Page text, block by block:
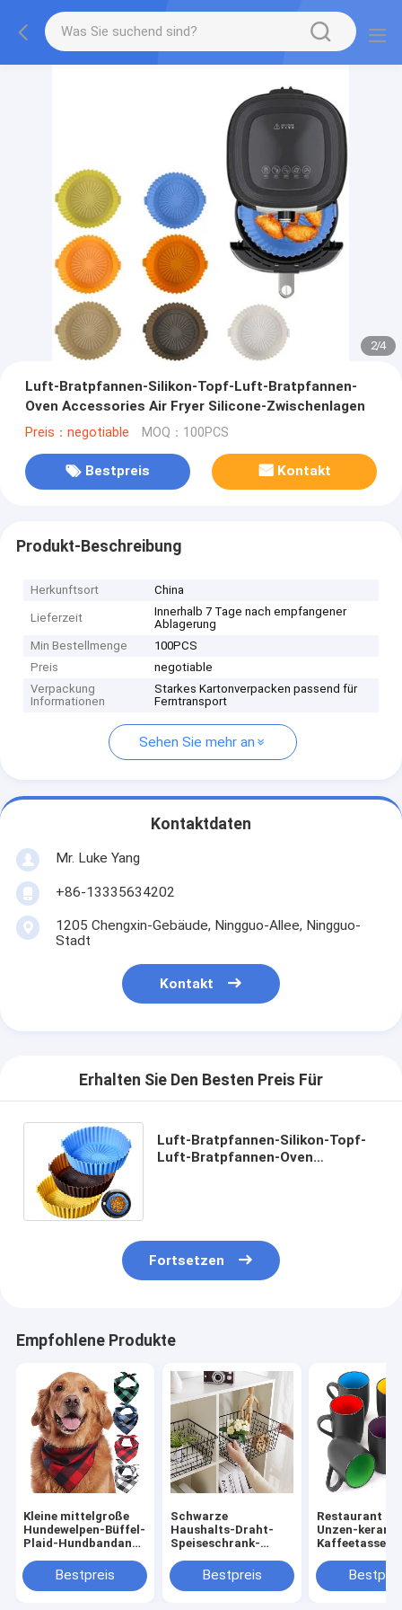
2/4
Luft-Bratpfannen-Silikon-Topf-Luft-Bratpfannen-
Oven Accessories Air Fryer Silicone-Zwischenlagen
Preis：negotiable MOQ：100PCS
Bestpreis Kontakt
Produkt-Beschreibung
Herkunftsort China
Lieferzeit
Innerhalb 7 Tage nach empfangener
Ablagerung
Min Bestellmenge
100PCS
Preis
negotiable
Verpackung
Informationen
Starkes Kartonverpacken passend für
Ferntransport
Sehen Sie mehr an
Kontaktdaten
Mr. Luke Yang
+86-13335634202
1205 Chengxin-Gebäude, Ningguo-Allee, Ningguo-
Stadt
Kontakt
Erhalten Sie Den Besten Preis Für
Luft-Bratpfannen-Silikon-Topf-
Luft-Bratpfannen-Oven
Fortsetzen
Empfohlene Produkte
Kleine mittelgroße
Hundewelpen-Büffel-
Plaid-Hundbandana-
Bestpreis
Schwarze
Haushalts-Draht-
Speiseschrank-
organisierendes
Metall
Bestpreis
Restaurant 16
Unzen-
Kaffeetassen
Kaffee-Tee-
Cappuccino